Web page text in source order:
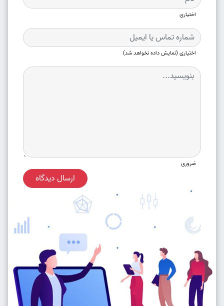
اختیاری
اختیاری (نمایش داده نخواهد شد)
ضروری
ارسال دیدگاه